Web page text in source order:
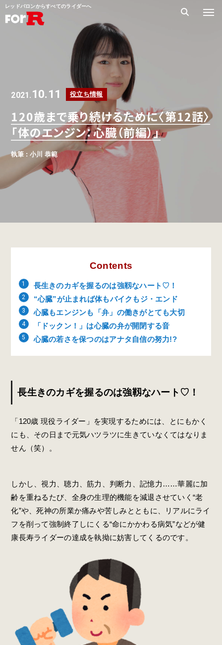
レッドバロンからすべてのライダーへ
2021. 10.11 役立ち情報
120歳まで乗り続けるために〈第12話〉
「体のエンジン：心臓（前編）」
執筆 : 小川 恭範
Contents
長生きのカギを握るのは強靱なハート♡！
“心臓”が止まれば体もバイクもジ・エンド
心臓もエンジンも「弁」の働きがとても大切
「ドックン！」は心臓の弁が開閉する音
心臓の若さを保つのはアナタ自信の努力!?
長生きのカギを握るのは強靱なハート♡！
「120歳 現役ライダー」を実現するためには、とにもかく
にも、その日まで元気ハツラツに生きていなくてはなりま
せん（笑）。
しかし、視力、聴力、筋力、判断力、記憶力……華麗に加
齢を重ねるたび、全身の生理的機能を減退させていく“老
化”や、死神の所業か痛みや苦しみとともに、リアルにライ
フを削って強制終了しにくる“命にかかわる病気”などが健
康長寿ライダーの達成を執拗に妨害してくるのです。